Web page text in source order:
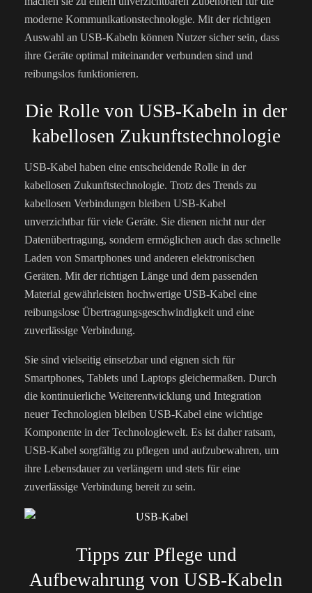
moderne Kommunikationstechnologie. Mit der richtigen
Auswahl an USB-Kabeln können Nutzer sicher sein, dass
ihre Geräte optimal miteinander verbunden sind und
reibungslos funktionieren.
Die Rolle von USB-Kabeln in der
kabellosen Zukunftstechnologie
USB-Kabel haben eine entscheidende Rolle in der
kabellosen Zukunftstechnologie. Trotz des Trends zu
kabellosen Verbindungen bleiben USB-Kabel
unverzichtbar für viele Geräte. Sie dienen nicht nur der
Datenübertragung, sondern ermöglichen auch das schnelle
Laden von Smartphones und anderen elektronischen
Geräten. Mit der richtigen Länge und dem passenden
Material gewährleisten hochwertige USB-Kabel eine
reibungslose Übertragungsgeschwindigkeit und eine
zuverlässige Verbindung.
Sie sind vielseitig einsetzbar und eignen sich für
Smartphones, Tablets und Laptops gleichermaßen. Durch
die kontinuierliche Weiterentwicklung und Integration
neuer Technologien bleiben USB-Kabel eine wichtige
Komponente in der Technologiewelt. Es ist daher ratsam,
USB-Kabel sorgfältig zu pflegen und aufzubewahren, um
ihre Lebensdauer zu verlängern und stets für eine
zuverlässige Verbindung bereit zu sein.
Tipps zur Pflege und
Aufbewahrung von USB-Kabeln